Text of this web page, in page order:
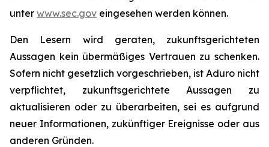
unter www.sec.gov eingesehen werden können.
Den Lesern wird geraten, zukunftsgerichteten
Aussagen kein übermäßiges Vertrauen zu schenken.
Sofern nicht gesetzlich vorgeschrieben, ist Aduro nicht
verpflichtet, zukunftsgerichtete Aussagen zu
aktualisieren oder zu überarbeiten, sei es aufgrund
neuer Informationen, zukünftiger Ereignisse oder aus
anderen Gründen.